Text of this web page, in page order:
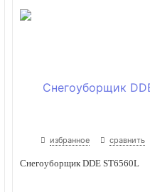
избранное сравнить
Снегоуборщик DDE ST6560L